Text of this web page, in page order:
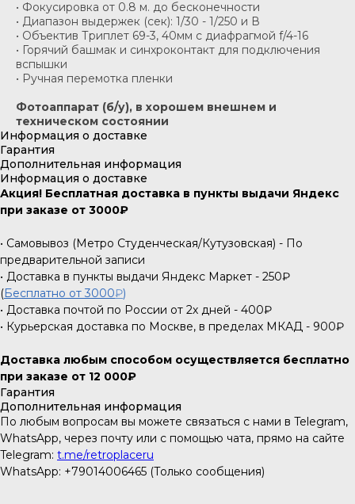
• Фокусировка от 0.8 м. до бесконечности
• Диапазон выдержек (сек): 1/30 - 1/250 и В
• Объектив Триплет 69-3, 40мм с диафрагмой f/4-16
• Горячий башмак и синхроконтакт для подключения
вспышки
• Ручная перемотка пленки
Фотоаппарат (б/у), в хорошем внешнем и
техническом состоянии
Информация о доставке
Гарантия
Дополнительная информация
Информация о доставке
Акция! Бесплатная доставка в пункты выдачи Яндекс
при заказе от 3000₽
• Самовывоз (Метро Студенческая/Кутузовская) - По
предварительной записи
• Доставка в пункты выдачи Яндекс Маркет - 250₽
(Бесплатно от 3000₽)
• Доставка почтой по России от 2х дней - 400₽
• Курьерская доставка по Москве, в пределах МКАД - 900₽
Доставка любым способом осуществляется бесплатно
при заказе от 12 000₽
Гарантия
Дополнительная информация
По любым вопросам вы можете связаться с нами в Telegram,
WhatsApp, через почту или с помощью чата, прямо на сайте
Telegram: t.me/retroplaceru
WhatsApp: +79014006465 (Только сообщения)